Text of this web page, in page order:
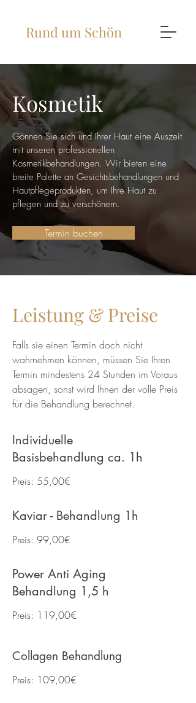
Rund um Schön
Kosmetik
Gönnen Sie sich und Ihrer Haut eine Auszeit
mit unseren professionellen
Kosmetikbehandlungen. Wir bieten eine
breite Palette an Gesichtsbehandlungen und
Hautpflegeprodukten, um Ihre Haut zu
pflegen und zu verschönern.
Termin buchen
Leistung & Preise
Falls sie einen Termin doch nicht
wahrnehmen können, müssen Sie Ihren
Termin mindestens 24 Stunden im Voraus
absagen, sonst wird Ihnen der volle Preis
für die Behandlung berechnet.
Individuelle
Basisbehandlung ca. 1h
Preis: 55,00€
Kaviar - Behandlung 1h
Preis: 99,00€
Power Anti Aging
Behandlung 1,5 h
Preis: 119,00€
Collagen Behandlung
Preis: 109,00€